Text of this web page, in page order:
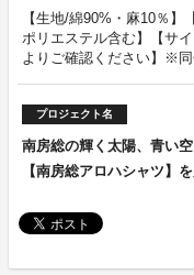
【生地/綿90%・麻10％
ポリエステル含む】【サ
よりご確認ください】※同
プロジェクト名
南房総の輝く太陽、青い
【南房総アロハシャツ】